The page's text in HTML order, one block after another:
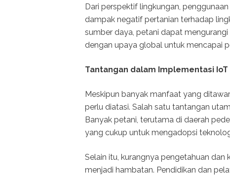
Dari perspektif lingkungan,
dampak negatif pertanian terhadap
sumber daya, petani dapat
dengan upaya global untuk mencapai
Tantangan dalam Implementasi IoT
Meskipun banyak manfaat yang
perlu diatasi. Salah satu tantangan
Banyak petani, terutama di daerah
yang cukup untuk mengadopsi
Selain itu, kurangnya pengetahuan
menjadi hambatan. Pendidikan dan